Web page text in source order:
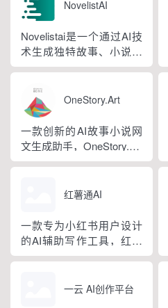
模板、专业软件及各类插
件脚本，资源适配 AE、
PR、FCPX、达芬奇、
Blender 等主流设计软件，
短视...
NovelistAI
Novelistai是一个通过AI技
术生成独特故事、小说和
交互式书籍的网站，作家
派和风格来生成自己的个
性化小说。同时提供如书
本封面图片和编辑工具，
帮助作家创作独特的故
事、小说和互动书籍。
OneStory.Art
一款创新的AI故事小说网
文生成助手，OneStory.Art
通过AI快速生成连续性、
文，提供影视分镜、网文
内容创作。
红薯通AI
一款专为小红书用户设计
的AI辅助写作工具，红薯
通AI通过输入关键词即可
记，并支持提取和改写已
一云 AI创作平台